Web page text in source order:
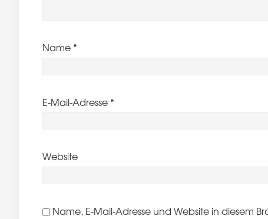
Name *
E-Mail-Adresse *
Website
Name, E-Mail-Adresse und Website in diesem